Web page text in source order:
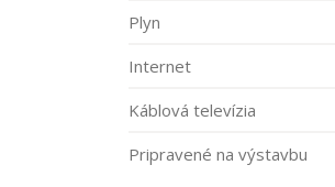
Plyn
Internet
Káblová televízia
Pripravené na výstavbu